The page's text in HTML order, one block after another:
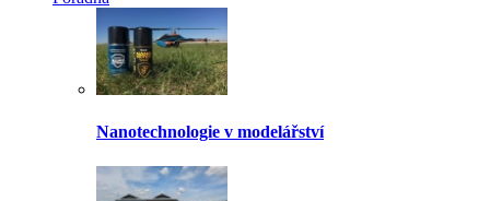
Nanotechnologie v modelářství